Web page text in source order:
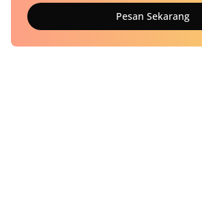
Pesan Sekarang